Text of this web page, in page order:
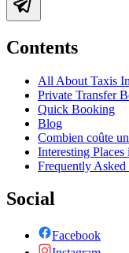
Contents
All About Taxis
Private Transfer
Quick Booking
Blog
Combien coûte
Interesting Places
Frequently Asked
Social
Facebook